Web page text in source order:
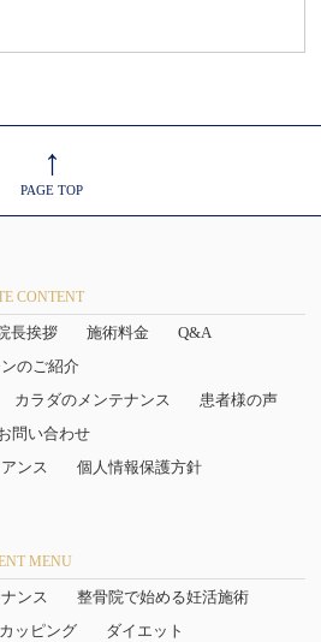
↑
PAGE TOP
CONTENT
長挨拶 施術料金
Q&A
のご紹介
カラダのメンテナンス
患者様の声
問い合わせ
ンス
個人情報保護方針
MENU
ンス
整骨院で始める妊活施術
カッピング
ダイエット